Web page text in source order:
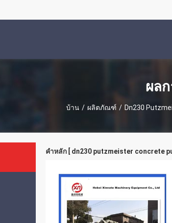
ผล
บ้าน / ผลิตภัณฑ์ / Dn230
คำหลัก [ dn230 putzmeister concrete